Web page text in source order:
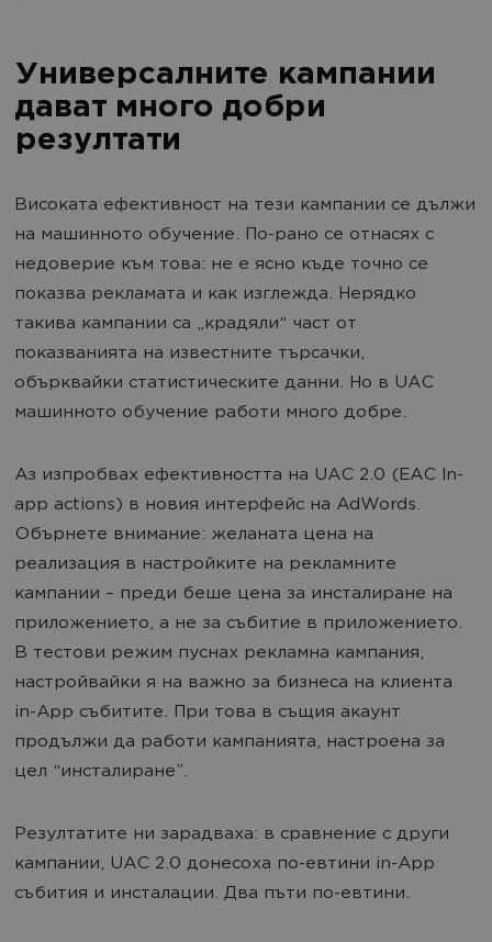
Универсалните кампании
дават много добри
резултати
Високата ефективност на тези кампании се дължи
на машинното обучение. По-рано се отнасях с
недоверие към това: не е ясно къде точно се
показва рекламата и как изглежда. Нерядко
такива кампании са „крадяли“ част от
показванията на известните търсачки,
обърквайки статистическите данни. Но в UAC
машинното обучение работи много добре.
Аз изпробвах ефективността на UAC 2.0 (EAC In-
app actions) в новия интерфейс на AdWords.
Обърнете внимание: желаната цена на
реализация в настройките на рекламните
кампании – преди беше цена за инсталиране на
приложението, а не за събитие в приложението.
В тестови режим пуснах рекламна кампания,
настройвайки я на важно за бизнеса на клиента
in-App събитите. При това в същия акаунт
продължи да работи кампанията, настроена за
цел “инсталиране”.
Резултатите ни зарадваха: в сравнение с други
кампании, UAC 2.0 донесоха по-евтини in-App
събития и инсталации. Два пъти по-евтини.